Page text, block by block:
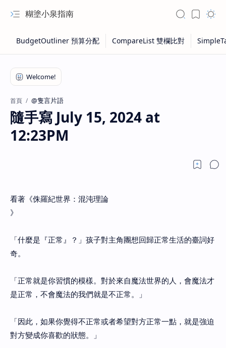
糊塗小泉指南
首頁 @隻言片語
隨手寫 July 15, 2024 at
12:23PM
看著《侏羅紀世界：混沌理論
》
「什麼是『正常』？」孩子對主角團想回歸正常生活的臺詞好
奇。
「正常就是你習慣的模樣。對於來自魔法世界的人，會魔法才
是正常，不會魔法的我們就是不正常。」
「因此，如果你覺得不正常或者希望對方正常一點，就是強迫
對方變成你喜歡的狀態。」